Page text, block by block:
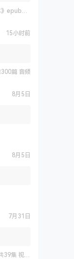
格式
15小时前
篇 音频
8月5日
8月5日
7月31日
视频课程